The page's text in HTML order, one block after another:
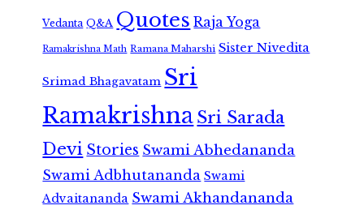
Vedanta Q&A Quotes Raja Yoga
Ramakrishna Math Ramana Maharshi Sister Nivedita
Srimad Bhagavatam Sri
RamakrishnaSri Sarada
Devi Stories Swami Abhedananda
Swami Adbhutananda Swami
Advaitananda Swami Akhandananda